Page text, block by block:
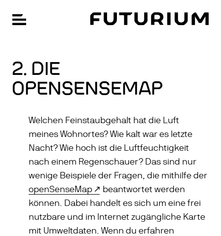
Zum
Hauptinhalt
Hauptnavigation öffnen
2. DIE
OPENSENSEMAP
Welchen Feinstaubgehalt hat die Luft
meines Wohnortes? Wie kalt war es letzte
Nacht? Wie hoch ist die Luftfeuchtigkeit
nach einem Regenschauer? Das sind nur
wenige Beispiele der Fragen, die mithilfe der
openSenseMap
beantwortet werden
können. Dabei handelt es sich um eine frei
nutzbare und im Internet zugängliche Karte
mit Umweltdaten. Wenn du erfahren